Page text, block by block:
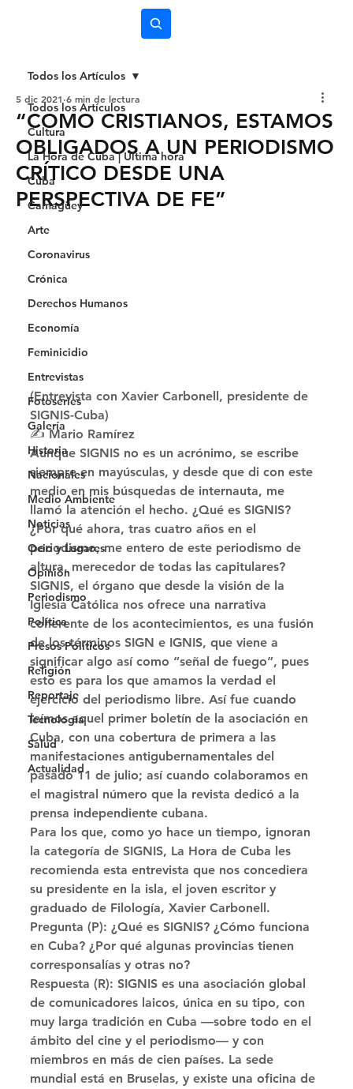
Todos los Artículos
Cultura
La Hora de Cuba | Última hora
Cuba
Camagüey
Arte
Coronavirus
Crónica
Derechos Humanos
Economía
Feminicidio
Entrevistas
Fotoseries
Galería
Historia
Nacionales
Medio Ambiente
Noticias
Ocio y Lugares
Opinión
Periodismo
Política
Presos Políticos
Religión
Reportaje
Tecnología
Salud
Actualidad
Todos los Artículos
“COMO CRISTIANOS, ESTAMOS
OBLIGADOS A UN PERIODISMO
CRÍTICO DESDE UNA
PERSPECTIVA DE FE”
5 dic 2021 6 min de lectura
(Entrevista con Xavier Carbonell, presidente de
SIGNIS-Cuba)
✍ Mario Ramírez
Aunque SIGNIS no es un acrónimo, se escribe
siempre en mayúsculas, y desde que di con este
medio en mis búsquedas de internauta, me
llamó la atención el hecho. ¿Qué es SIGNIS?
¿Por qué ahora, tras cuatro años en el
periodismo, me entero de este periodismo de
altura, merecedor de todas las capitulares?
SIGNIS, el órgano que desde la visión de la
Iglesia Católica nos ofrece una narrativa
coherente de los acontecimientos, es una fusión
de los términos SIGN e IGNIS, que viene a
significar algo así como “señal de fuego”, pues
esto es para los que amamos la verdad el
ejercicio del periodismo libre. Así fue cuando
leímos aquel primer boletín de la asociación en
Cuba, con una cobertura de primera a las
manifestaciones antigubernamentales del
pasado 11 de julio; así cuando colaboramos en
el magistral número que la revista dedicó a la
prensa independiente cubana.
Para los que, como yo hace un tiempo, ignoran
la categoría de SIGNIS, La Hora de Cuba les
recomienda esta entrevista que nos concediera
su presidente en la isla, el joven escritor y
graduado de Filología, Xavier Carbonell.
Pregunta (P): ¿Qué es SIGNIS? ¿Cómo funciona
en Cuba? ¿Por qué algunas provincias tienen
corresponsalías y otras no?
Respuesta (R): SIGNIS es una asociación global
de comunicadores laicos, única en su tipo, con
muy larga tradición en Cuba —sobre todo en el
ámbito del cine y el periodismo— y con
miembros en más de cien países. La sede
mundial está en Bruselas, y existe una oficina de